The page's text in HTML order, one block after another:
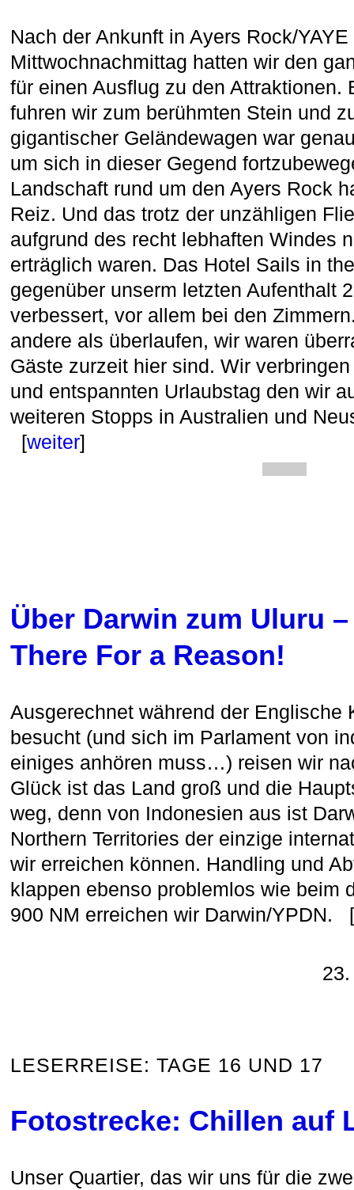
Nach der Ankunft in Ayers Rock/YAYE
Mittwochnachmittag hatten wir den
für einen Ausflug zu den Attraktionen.
fuhren wir zum berühmten Stein und
gigantischer Geländewagen war
um sich in dieser Gegend
Landschaft rund um den Ayers Rock
Reiz. Und das trotz der unzähligen
aufgrund des recht lebhaften Windes
erträglich waren. Das Hotel Sails in
gegenüber unserm letzten Aufenthalt
verbessert, vor allem bei den
andere als überlaufen, wir waren
Gäste zurzeit hier sind. Wir
und entspannten Urlaubstag den wir
weiteren Stopps in Australien und
[weiter]
Über Darwin zum Uluru
There For a Reason!
Ausgerechnet während der Englische
besucht (und sich im Parlament von
einiges anhören muss…) reisen wir
Glück ist das Land groß und die
weg, denn von Indonesien aus ist
Northern Territories der einzige
wir erreichen können. Handling und
klappen ebenso problemlos wie beim
900 NM erreichen wir Darwin/YPDN. [
LESERREISE: TAGE 16 UND 17
Fotostrecke: Chillen auf
Unser Quartier, das wir uns für die